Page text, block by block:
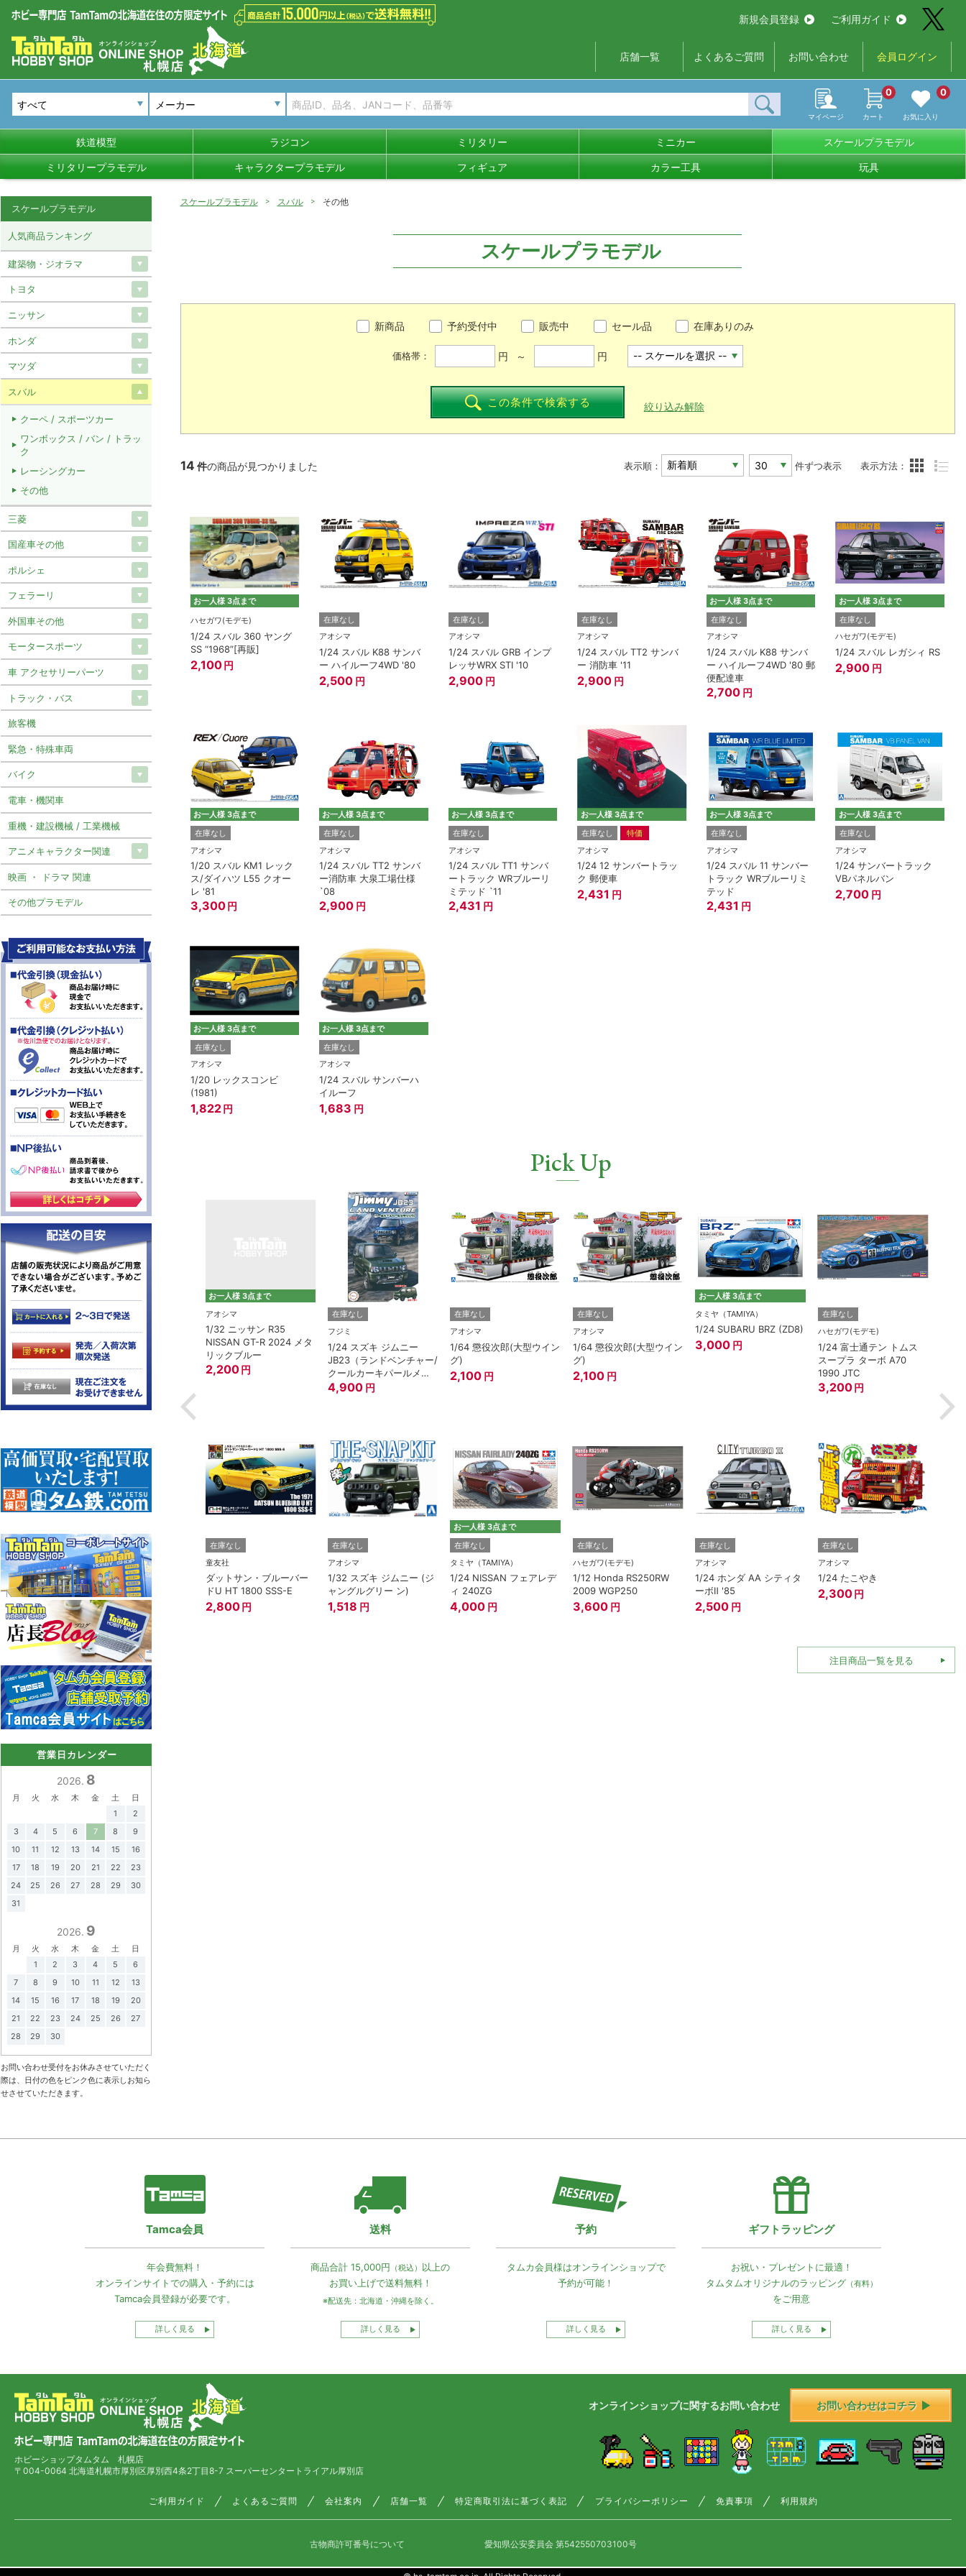
新規会員登録 ご利用ガイド
店舗一覧 よくあるご質問 お問い合わせ 会員ログイン
メーカー
マイページ カート
0
お気に入り
0
鉄道模型 ラジコン ミリタリー ミニカー スケールプラモデル
ミリタリープラモデル キャラクタープラモデル フィギュア カラー工具 玩具
スケールプラモデル スバル その他
スケールプラモデル
新商品 予約受付中 販売中 セール品 在庫ありのみ
価格帯： 円 ～ 円
この条件で検索する 絞り込み解除
14 件の商品が見つかりました 表示順： 件ずつ表示 表示方法：
お一人様 3点まで
ハセガワ(モデモ)
1/24 スバル 360 ヤング
SS “1968”[再販]
2,100 円
在庫なし
アオシマ
1/24 スバル K88 サンバ
ー ハイルーフ4WD '80
2,500 円
在庫なし
アオシマ
1/24 スバル GRB インプ
レッサWRX STI '10
2,900 円
在庫なし
アオシマ
1/24 スバル TT2 サンバ
ー 消防車 '11
2,900 円
お一人様 3点まで
在庫なし
アオシマ
1/24 スバル K88 サンバ
ー ハイルーフ4WD '80 郵
便配達車
2,700 円
お一人様 3点まで
在庫なし
ハセガワ(モデモ)
1/24 スバル レガシィ RS
2,900 円
お一人様 3点まで
在庫なし
アオシマ
1/20 スバル KM1 レック
ス/ダイハツ L55 クオー
レ '81
3,300 円
お一人様 3点まで
在庫なし
アオシマ
1/24 スバル TT2 サンバ
ー消防車 大泉工場仕様
`08
2,900 円
お一人様 3点まで
在庫なし
アオシマ
1/24 スバル TT1 サンバ
ートラック WRブルーリ
ミテッド `11
2,431 円
お一人様 3点まで
在庫なし
特価
アオシマ
1/24 12 サンバートラッ
ク 郵便車
2,431 円
お一人様 3点まで
在庫なし
アオシマ
1/24 スバル 11 サンバー
トラック WRブルーリミ
テッド
2,431 円
お一人様 3点まで
在庫なし
アオシマ
1/24 サンバートラック
VBパネルバン
2,700 円
お一人様 3点まで
在庫なし
アオシマ
1/20 レックスコンビ
(1981)
1,822 円
お一人様 3点まで
在庫なし
アオシマ
1/24 スバル サンバーハ
イルーフ
1,683 円
Pick Up
デモ)
360 デラッ
タミヤ（TAMIYA）
1/12 チーム スズキ エク
スター GSX-RR '20
3,800
クス ハコス
在庫なし
アオシマ
1/32 NISSAN GT-R (メテ
オフレークブラックパー
ル)
1,518円
お一人様 3点まで
アオシマ
1/32 ニッサン R35
NISSAN GT-R 2024 メタ
リックブルー
2,200 円
在庫なし
フジミ
1/24 スズキ ジムニー
JB23（ランドベンチャー/
クールカーキパールメタ
リック）
4,900 円
在庫なし
アオシマ
1/64 懲役次郎(大型ウイン
グ)
2,100 円
在庫なし
アオシマ
1/64 懲役次郎(大型ウイン
グ)
2,100 円
お一人様 3点まで
タミヤ（TAMIYA）
1/24 SUBARU BRZ (ZD8)
3,000 円
在庫なし
ハセガワ(モデモ)
1/24 富士通テン トムス
スープラ ターボ A70
1990 JTC
3,200 円
在庫なし
童友社
ダットサン・ブルーバー
ドU HT 1800 SSS-E
2,800 円
在庫なし
アオシマ
1/32 スズキ ジムニー (ジ
ャングルグリー ン)
1,518 円
お一人様 3点まで
在庫なし
タミヤ（TAMIYA）
1/24 NISSAN フェアレデ
ィ 240ZG
4,000 円
在庫なし
ハセガワ(モデモ)
1/12 Honda RS250RW
2009 WGP250
3,600 円
在庫なし
アオシマ
1/24 ホンダ AA シティタ
ーボⅡ '85
2,500 円
在庫なし
アオシマ
1/24 たこやき
2,300 円
注目商品一覧を見る
スケールプラモデル
人気商品ランキング
建築物・ジオラマ
トヨタ
ニッサン
ホンダ
マツダ
スバル
クーペ / スポーツカー
ワンボックス / バン / トラッ
ク
レーシングカー
その他
三菱
国産車その他
ポルシェ
フェラーリ
外国車その他
モータースポーツ
車 アクセサリーパーツ
トラック・バス
旅客機
緊急・特殊車両
バイク
電車・機関車
重機・建設機械 / 工業機械
アニメキャラクター関連
映画 ・ ドラマ 関連
その他プラモデル
営業日カレンダー
2026. 8
月 火 水 木 金 土
日
1
2
3
4 5 6 7 8
9
10
11 12 13 14 15
16
17
18 19 20 21 22
23
24
25 26 27 28 29
30
31
2026. 9
月 火 水 木 金 土
日
1
2 3 4 5
6
7
8 9 10 11 12
13
14
15 16 17 18 19
20
21
22 23 24 25 26
27
28
29 30
お問い合わせ受付をお休みさせていただく
際は、日付の色をピンク色に表示しお知ら
せさせていただきます。
Tamca会員
年会費無料！
オンラインサイトでの購入・予約には
Tamca会員登録が必要です。
詳しく見る
送料
商品合計 15,000円 （税込） 以上の
お買い上げで送料無料！
※配送先：北海道・沖縄を除く。
詳しく見る
予約
タムカ会員様はオンラインショップで
予約が可能！
詳しく見る
ギフトラッピング
お祝い・プレゼントに最適！
タムタムオリジナルのラッピング（有料）
をご用意
詳しく見る
ホビーショップタムタム 札幌店
〒004-0064 北海道札幌市厚別区厚別西4条2丁目8-7 スーパーセンタートライアル厚別店
オンラインショップに関するお問い合わせ お問い合わせはコチラ
ご利用ガイド よくあるご質問 会社案内 店舗一覧 特定商取引法に基づく表記 プライバシーポリシー 免責事項 利用規約
古物商許可番号について 愛知県公安委員会 第542550703100号